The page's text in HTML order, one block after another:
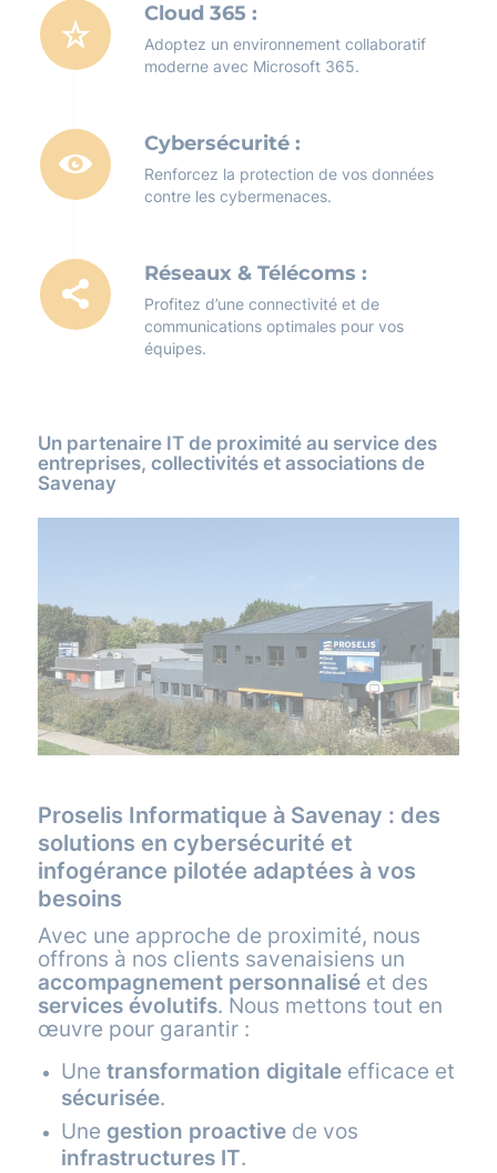
Cloud 365 :
Adoptez un environnement collaboratif
moderne avec Microsoft 365.
Cybersécurité :
Renforcez la protection de vos données
contre les cybermenaces.
Réseaux & Télécoms :
Profitez d’une connectivité et de
communications optimales pour vos
équipes.
Un partenaire IT de proximité au service des
entreprises, collectivités et associations de
Savenay
Proselis Informatique à Savenay : des
solutions en cybersécurité et
infogérance pilotée adaptées à vos
besoins
Avec une approche de proximité, nous
offrons à nos clients savenaisiens un
accompagnement personnaliséet des
services évolutifs. Nous mettons tout en
œuvre pour garantir :
Une transformation digitaleefficace et
sécurisée.
Une gestion proactivede vos
infrastructures IT.